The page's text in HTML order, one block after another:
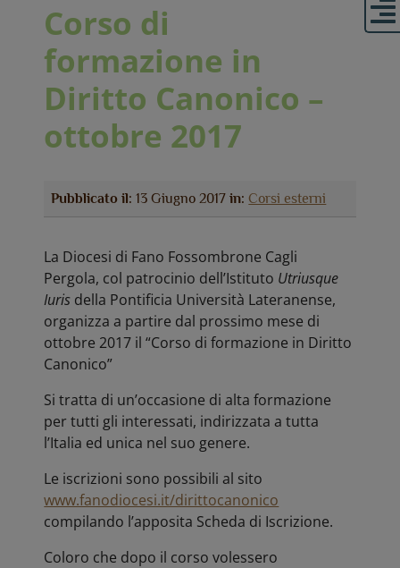
Corso di
formazione in
Diritto Canonico –
ottobre 2017
Pubblicato il: 13 Giugno 2017in: Corsi esterni
La Diocesi di Fano Fossombrone Cagli
Pergola, col patrocinio dell’Istituto Utriusque
Iuris della Pontificia Università Lateranense,
organizza a partire dal prossimo mese di
ottobre 2017 il “Corso di formazione in Diritto
Canonico”
Si tratta di un’occasione di alta formazione
per tutti gli interessati, indirizzata a tutta
l’Italia ed unica nel suo genere.
Le iscrizioni sono possibili al sito
www.fanodiocesi.it/dirittocanonico
compilando l’apposita Scheda di Iscrizione.
Coloro che dopo il corso volessero